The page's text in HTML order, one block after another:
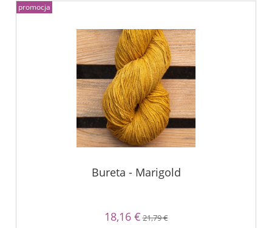
Bureta - Marigold
18,16 €21,79 €
promocja